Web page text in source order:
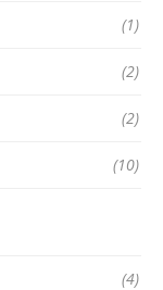
(1)
(2)
(2)
(10)
(4)